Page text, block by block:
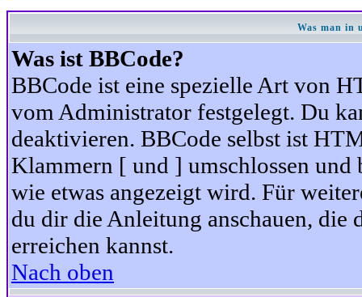
Was man in
Was ist BBCode?
BBCode ist eine spezielle Art von
vom Administrator festgelegt. Du
deaktivieren. BBCode selbst ist
Klammern [ und ] umschlossen
wie etwas angezeigt wird. Für
du dir die Anleitung anschauen, die
erreichen kannst.
Nach oben